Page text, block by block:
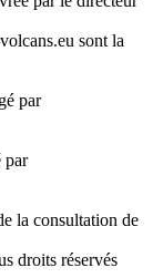
sont la
par
par
la consultation de
droits réservés